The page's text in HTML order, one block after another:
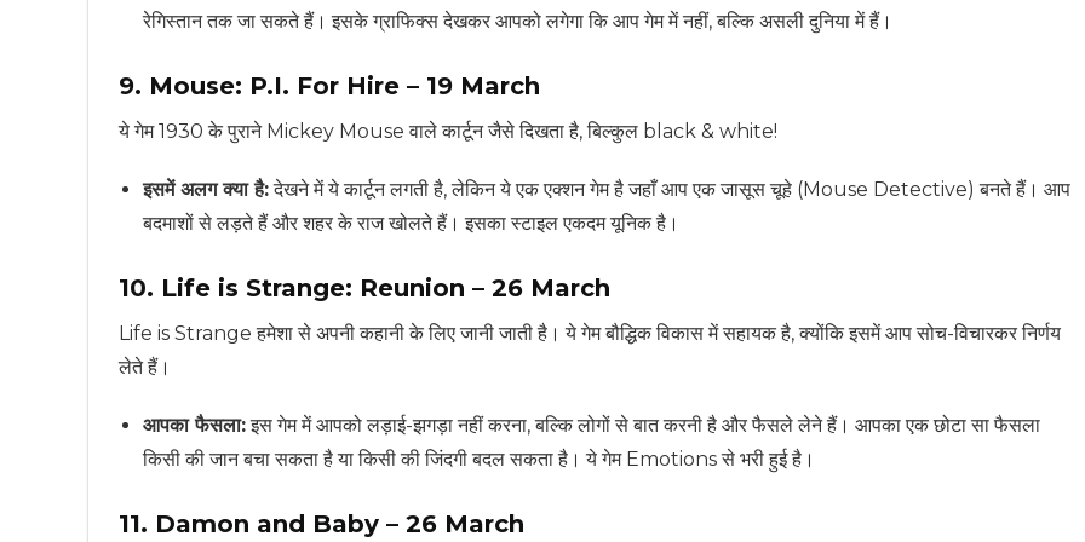
रेगिस्तान तक जा सकते हैं। इसके ग्राफिक्स देखकर आपको लगेगा कि आप गेम में नहीं, बल्कि असली दुनिया में हैं।
9. Mouse: P.I. For Hire – 19 March
ये गेम 1930 के पुराने Mickey Mouse वाले कार्टून जैसे दिखता है, बिल्कुल black & white!
इसमें अलग क्या है:देखने में ये कार्टून लगती है, लेकिन ये एक एक्शन गेम है जहाँ आप एक जासूस चूहे (Mouse Detective) बनते हैं। आप
बदमाशों से लड़ते हैं और शहर के राज खोलते हैं। इसका स्टाइल एकदम यूनिक है।
10. Life is Strange: Reunion – 26 March
Life is Strange हमेशा से अपनी कहानी के लिए जानी जाती है। ये गेम बौद्धिक विकास में सहायक है, क्योंकि इसमें आप सोच-विचारकर निर्णय
लेते हैं।
आपका फैसला:इस गेम में आपको लड़ाई-झगड़ा नहीं करना, बल्कि लोगों से बात करनी है और फैसले लेने हैं। आपका एक छोटा सा फैसला
किसी की जान बचा सकता है या किसी की जिंदगी बदल सकता है। ये गेम Emotions से भरी हुई है।
11. Damon and Baby – 26 March